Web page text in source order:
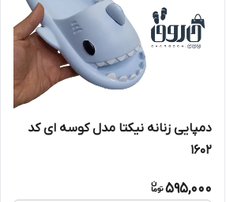
دمپایی زنانه نیکتا مدل کوسه ای کد
1602
595,000